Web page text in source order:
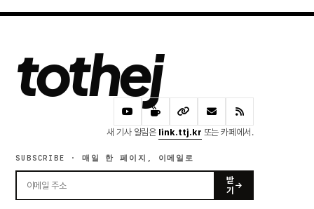
tothej
새 기사 알림은 link.ttj.kr 또는 카페에서.
SUBSCRIBE · 매일 한 페이지, 이메일로
받
기